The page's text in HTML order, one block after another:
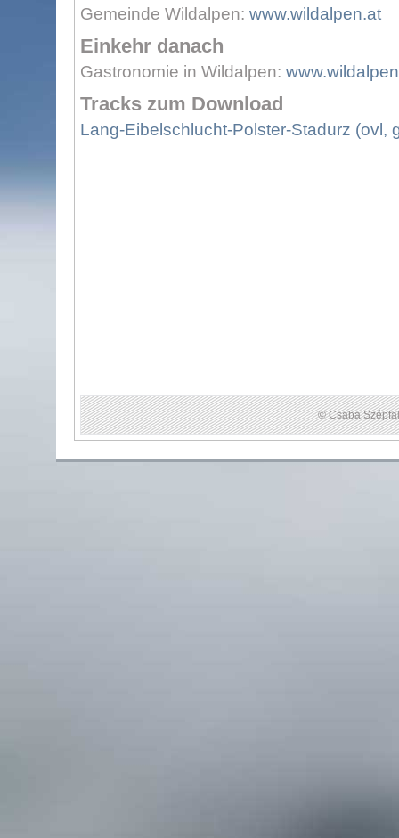
Gemeinde Wildalpen: www.wildalpen.at
Einkehr danach
Gastronomie in Wildalpen:
Tracks zum Download
Lang-Eibelschlucht-Polster-Stadurz (ovl,
© Csaba